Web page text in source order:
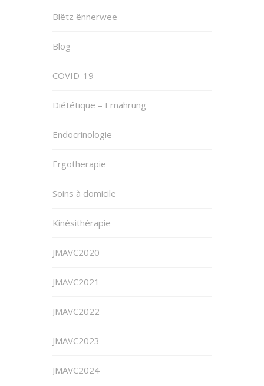
Blëtz ënnerwee
Blog
COVID-19
Diététique – Ernährung
Endocrinologie
Ergotherapie
Soins à domicile
Kinésithérapie
JMAVC2020
JMAVC2021
JMAVC2022
JMAVC2023
JMAVC2024